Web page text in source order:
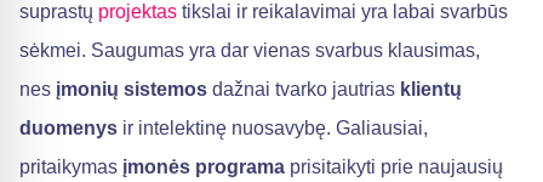
suprastų projektas tikslai ir reikalavimai yra labai svarbūs
sėkmei. Saugumas yra dar vienas svarbus klausimas,
nes įmonių sistemos dažnai tvarko jautrias klientų
duomenys ir intelektinę nuosavybę. Galiausiai,
pritaikymas įmonės programa prisitaikyti prie naujausių